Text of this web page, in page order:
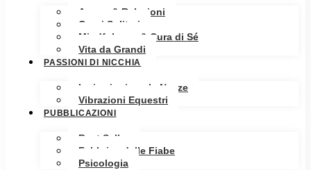
Amore & Relazioni
Cuori Solitari
Mindfulness & Cura di Sé
Vita da Grandi
PASSIONI DI NICCHIA
Ispirazioni per le Nozze
Vibrazioni Equestri
PUBBLICAZIONI
Best Seller
Fabbrica delle Fiabe
Psicologia